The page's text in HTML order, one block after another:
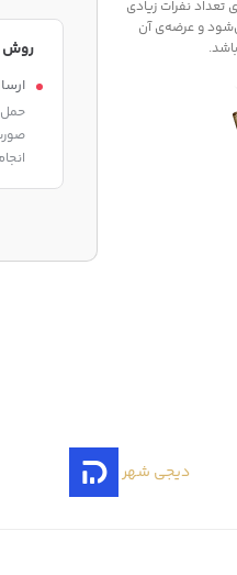
نفرات زیادی
و عرضه‌ی آن
روش
دیجی شهر